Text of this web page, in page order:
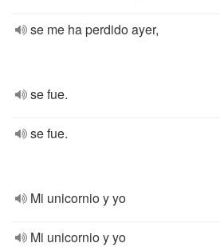
se me ha perdido ayer,
se fue.
se fue.
Mi unicornio y yo
Mi unicornio y yo